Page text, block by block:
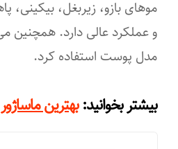
امکانات ابزار
دکمه‌ی روشن/
۳
موهای بازو، زیربغل، بیکینی،
مدل پوست استفاده کرد.
بیشتر بخوانید: بهترین